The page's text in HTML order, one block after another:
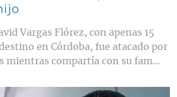
Vargas Flórez, con apenas 15
en Córdoba, fue atacado por
mientras compartía con su fam...